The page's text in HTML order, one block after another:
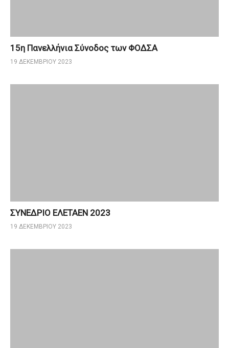
15η Πανελλήνια Σύνοδος των ΦΟΔΣΑ
19 ΔΕΚΕΜΒΡΊΟΥ 2023
ΣΥΝΕΔΡΙΟ ΕΛΕΤΑΕΝ 2023
19 ΔΕΚΕΜΒΡΊΟΥ 2023